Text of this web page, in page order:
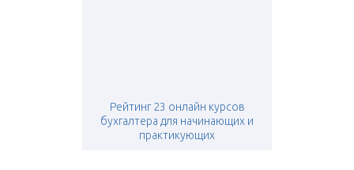
Рейтинг 23 онлайн курсов
бухгалтера для начинающих и
практикующих